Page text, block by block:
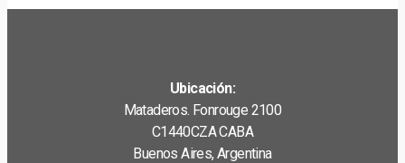
Ubicación:
Mataderos. Fonrouge 2100
C1440CZA CABA
Buenos Aires, Argentina